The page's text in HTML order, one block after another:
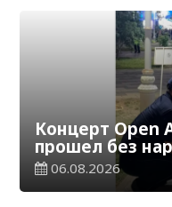
Концерт Open
прошел без
06.08.2026